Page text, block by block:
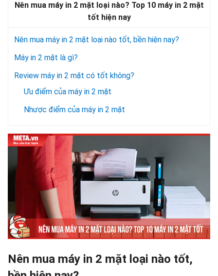
Nên mua máy in 2 mặt loại nào? Top 10 máy in 2 mặt
tốt hiện nay
Nên mua máy in 2 mặt loại nào tốt, bền hiện nay?
Máy in 2 mặt là gì?
Review máy in 2 mặt có tốt không?
Ưu điểm của máy in 2 mặt
Nhược điểm của máy in 2 mặt
Nên mua máy in 2 mặt loại nào tốt,